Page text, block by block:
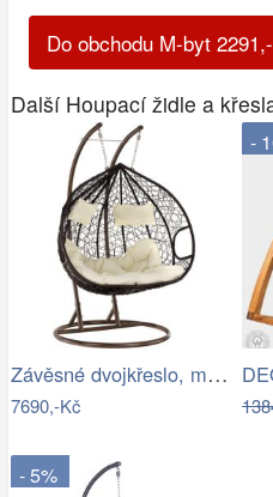
Do obchodu M-byt 2291,-
Další Houpací židle a
Závěsné dvojkřeslo, měděná/hnědá…
7690,-Kč
-
- 5%